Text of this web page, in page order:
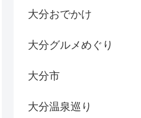
大分おでかけ
大分グルメめぐり
大分市
大分温泉巡り